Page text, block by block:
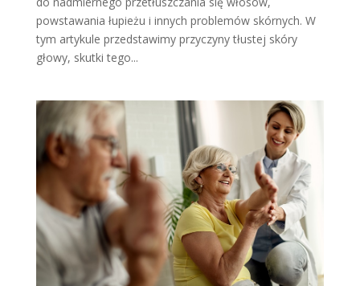
powstawania łupieżu i innych problemów skórnych. W
tym artykule przedstawimy przyczyny tłustej skóry
głowy, skutki tego...